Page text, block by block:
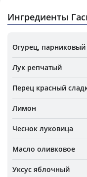
Ингредиенты
Огурец, парниковый
Лук репчатый
Перец красный
Лимон
Чеснок луковица
Масло оливковое
Уксус яблочный